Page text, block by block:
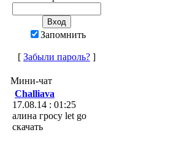
Запомнить
[ Забыли пароль? ]
Мини-чат
Challiava
17.08.14 : 01:25
алина гросу let go
скачать